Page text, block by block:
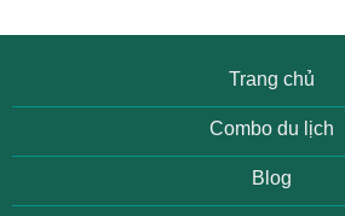
Trang chủ
Combo du lịch
Blog